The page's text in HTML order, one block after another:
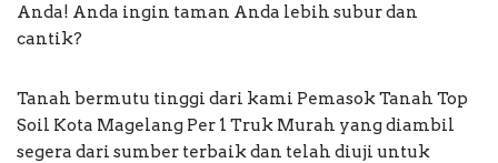
Anda! Anda ingin taman Anda lebih subur dan
cantik?
Tanah bermutu tinggi dari kami Pemasok Tanah Top
Soil Kota Magelang Per 1 Truk Murah yang diambil
segera dari sumber terbaik dan telah diuji untuk